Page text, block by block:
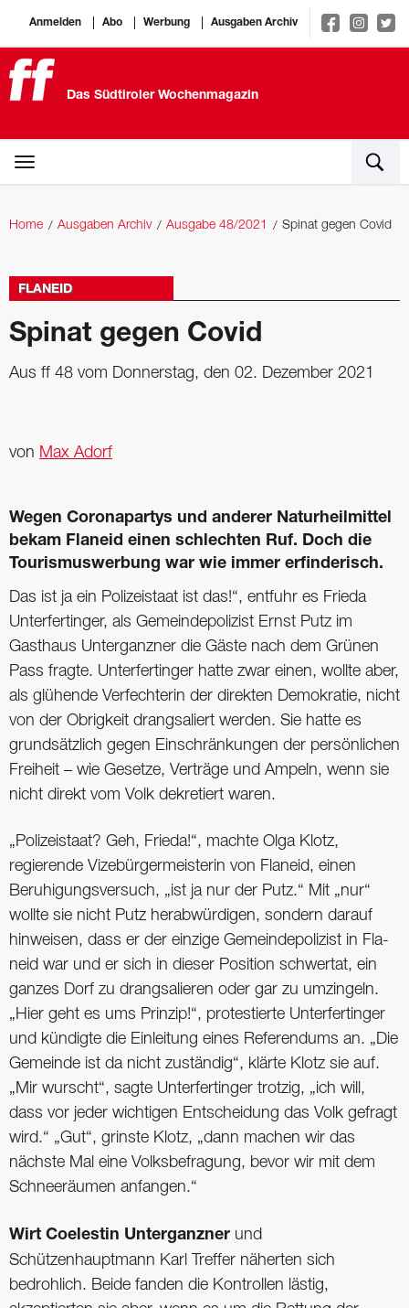
Anmelden Abo Werbung Ausgaben Archiv
Das Südtiroler Wochenmagazin
Home Ausgaben Archiv Ausgabe 48/2021 Spinat gegen Covid
FLANEID
Spinat gegen Covid
Aus ff 48 vom Donnerstag, den 02. Dezember 2021
von Max Adorf
Wegen Coronapartys und anderer Naturheilmittel
bekam Flaneid einen schlechten Ruf. Doch die
Tourismuswerbung war wie immer erfinderisch.
Das ist ja ein Polizeistaat ist das!“, entfuhr es Frieda
Unterfertinger, als Gemeindepolizist Ernst Putz im
Gasthaus Unterganzner die Gäste nach dem Grünen
Pass fragte. Unterfertinger hatte zwar einen, wollte aber,
als glühende Verfechterin der direkten Demokratie, nicht
von der Obrigkeit drangsaliert werden. Sie hatte es
grundsätzlich gegen Einschränkungen der persönlichen
Freiheit – wie Gesetze, Verträge und Ampeln, wenn sie
nicht direkt vom Volk dekretiert waren.
„Polizeistaat? Geh, Frieda!“, machte Olga Klotz,
regierende Vizebürgermeisterin von Flaneid, einen
Beruhigungsversuch, „ist ja nur der Putz.“ Mit „nur“
wollte sie nicht Putz herabwürdigen, sondern darauf
hinweisen, dass er der einzige Gemeindepolizist in Fla­
neid war und er sich in dieser Position schwertat, ein
ganzes Dorf zu drangsalieren oder gar zu umzingeln.
„Hier geht es ums Prinzip!“, protestierte Unterfertinger
und kündigte die Einleitung eines Referendums an. „Die
Gemeinde ist da nicht zuständig“, klärte Klotz sie auf.
„Mir wurscht“, sagte Unterfertinger trotzig, „ich will,
dass vor jeder wichtigen Entscheidung das Volk gefragt
wird.“ „Gut“, grinste Klotz, „dann machen wir das
nächste Mal eine Volksbefragung, bevor wir mit dem
Schneeräumen anfangen.“
Wirt Coelestin Unterganzner und
Schützenhauptmann Karl Treffer näherten sich
bedrohlich. Beide fanden die Kontrollen lästig,